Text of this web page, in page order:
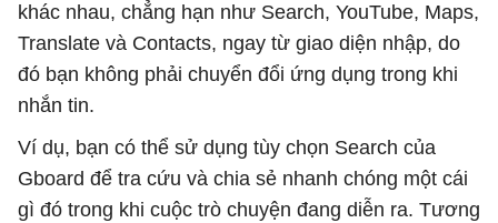
khác nhau, chẳng hạn như Search, YouTube, Maps,
Translate và Contacts, ngay từ giao diện nhập, do
đó bạn không phải chuyển đổi ứng dụng trong khi
nhắn tin.
Ví dụ, bạn có thể sử dụng tùy chọn Search của
Gboard để tra cứu và chia sẻ nhanh chóng một cái
gì đó trong khi cuộc trò chuyện đang diễn ra. Tương